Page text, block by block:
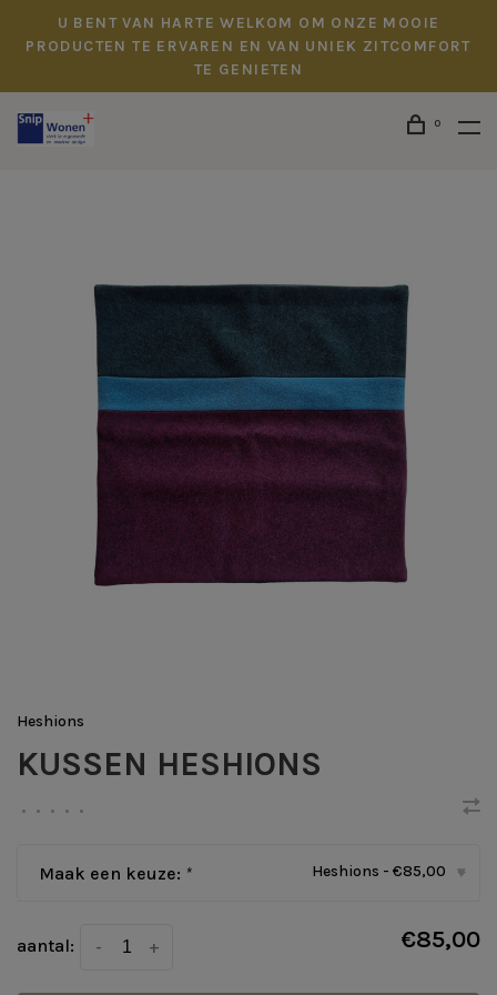
U BENT VAN HARTE WELKOM OM ONZE MOOIE
PRODUCTEN TE ERVAREN EN VAN UNIEK ZITCOMFORT
TE GENIETEN
0
Heshions
KUSSEN HESHIONS
• • • • •
Maak een keuze: * Heshions - €85,00 ▾
aantal: +
- €85,00